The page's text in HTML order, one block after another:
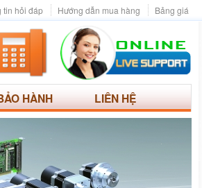
Bảng giá
Hướng dẫn mua hàng
tin hỏi đáp
HÀNH LIÊN HỆ